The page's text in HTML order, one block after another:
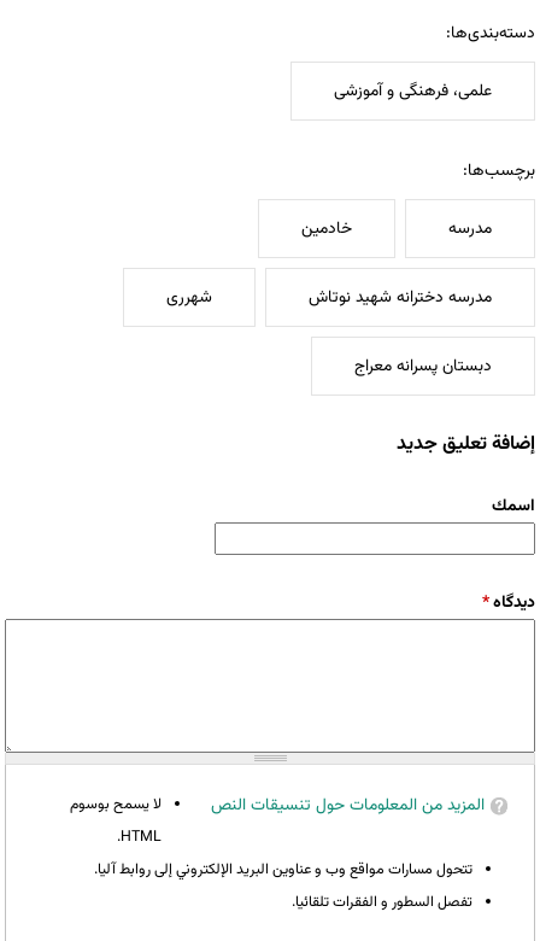
دسته‌بندی‌ها:
علمی، فرهنگی و آموزشی
برچسب‌ها:
مدرسه خادمین
مدرسه دخترانه شهید نوتاش شهرری
دبستان پسرانه معراج
إضافة تعليق جديد
‏اسمك ‏
‏دیدگاه ‏*
المزيد من المعلومات حول تنسيقات النص
لا يسمح بوسوم
HTML.
تتحول مسارات مواقع وب و عناوين البريد الإلكتروني إلى روابط آليا.
تفصل السطور و الفقرات تلقائيا.